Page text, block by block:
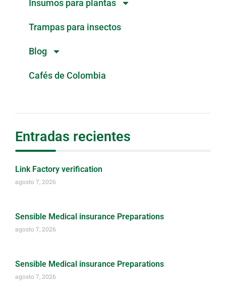
Insumos para plantas
Trampas para insectos
Blog
Cafés de Colombia
Entradas recientes
Link Factory verification
agosto 7, 2026
Sensible Medical insurance Preparations
agosto 7, 2026
Sensible Medical insurance Preparations
agosto 7, 2026